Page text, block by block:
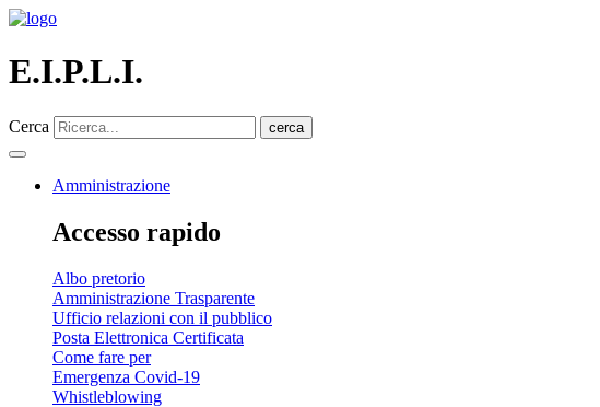
E.I.P.L.I.
Cerca cerca
Amministrazione
Accesso rapido
Albo pretorio
Amministrazione Trasparente
Ufficio relazioni con il pubblico
Posta Elettronica Certificata
Come fare per
Emergenza Covid-19
Whistleblowing